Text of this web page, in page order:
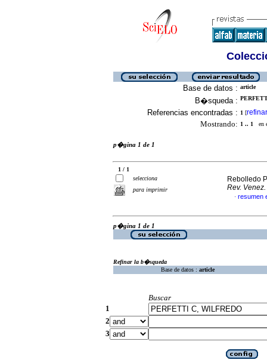
Base de datos : article
B�squeda :
Referencias encontradas : 1 [refinar
Mostrando: 1 .. 1 en
p�gina 1 de 1
1 / 1
selecciona
para imprimir
Rebolledo
Rev.
· resumen
p�gina 1 de 1
Refinar la b�squeda
Base de datos : article
Buscar
1
2
3